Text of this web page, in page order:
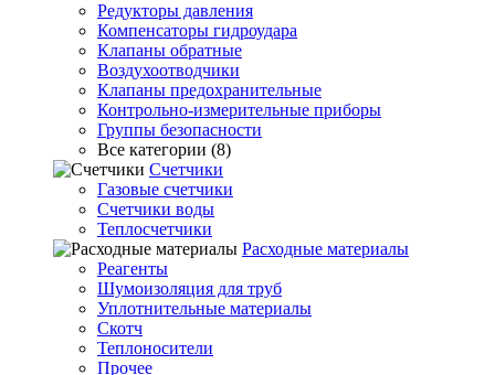
Редукторы давления
Компенсаторы гидроудара
Клапаны обратные
Воздухоотводчики
Клапаны предохранительные
Контрольно-измерительные приборы
Группы безопасности
Все категории (8)
Счетчики
Газовые счетчики
Счетчики воды
Теплосчетчики
Расходные материалы
Реагенты
Шумоизоляция для труб
Уплотнительные материалы
Скотч
Теплоносители
Прочее